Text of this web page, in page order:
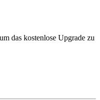
das kostenlose Upgrade zu